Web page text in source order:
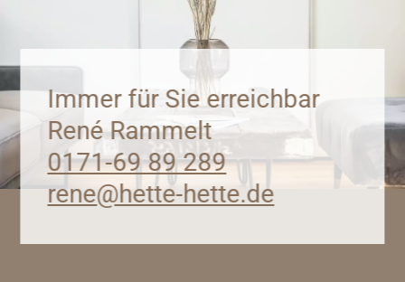
Immer für Sie erreichbar
René Rammelt
0171-69 89 289
rene@hette-hette.de